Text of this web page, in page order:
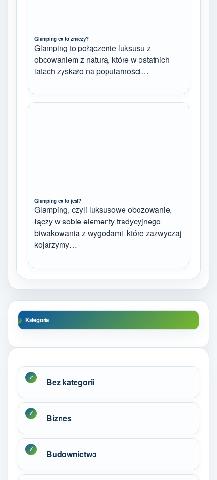
Glamping co to znaczy?
Glamping to połączenie luksusu z
obcowaniem z naturą, które w ostatnich
latach zyskało na popularności…
Glamping co to jest?
Glamping, czyli luksusowe obozowanie,
łączy w sobie elementy tradycyjnego
biwakowania z wygodami, które zazwyczaj
kojarzymy…
Kategoria
Bez kategorii
Biznes
Budownictwo